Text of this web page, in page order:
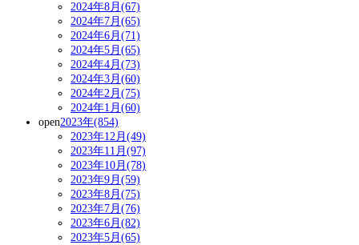
2024年8月(67)
2024年7月(65)
2024年6月(71)
2024年5月(65)
2024年4月(73)
2024年3月(60)
2024年2月(75)
2024年1月(60)
open2023年(854)
2023年12月(49)
2023年11月(97)
2023年10月(78)
2023年9月(59)
2023年8月(75)
2023年7月(76)
2023年6月(82)
2023年5月(65)